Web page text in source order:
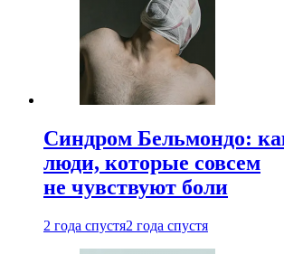
Синдром Бельмондо:
люди, которые совсем
не чувствуют боли
2 года спустя2 года спустя